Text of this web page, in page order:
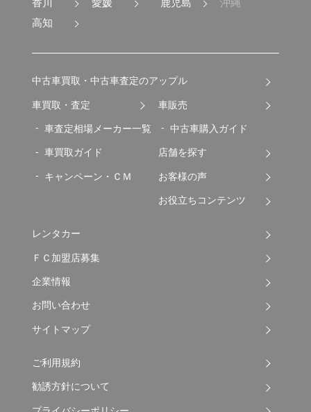
香川
愛媛
高知
鹿児島
沖縄
中古車買取・中古車査定のアップル
車買取・査定
車査定相場メーカー一覧
車買取ガイド
キャンペーン・ＣＭ
車販売
中古車購入ガイド
店舗を探す
お客様の声
お役立ちコンテンツ
レンタカー
ＦＣ加盟店募集
企業情報
お問い合わせ
サイトマップ
ご利用規約
勧誘方針について